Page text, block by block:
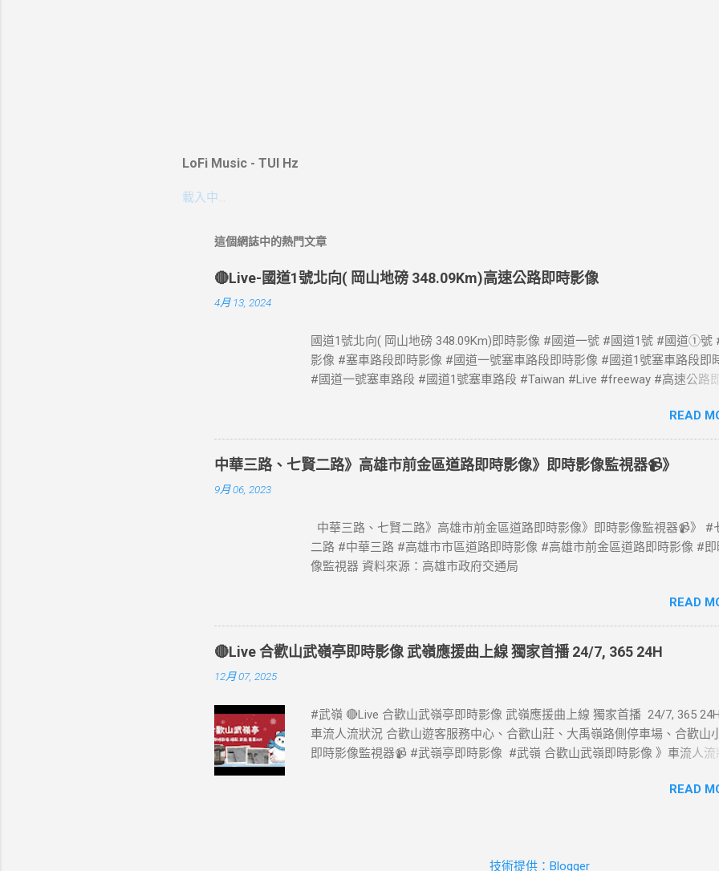
LoFi Music - TUI Hz
載入中…
這個網誌中的熱門文章
🔴Live-國道1號北向( 岡山地磅 348.09Km)高速公路即時影像
4月 13, 2024
國道1號北向( 岡山地磅 348.09Km)即時影像 #國道一號 #國道1號 #國道①號
影像 #塞車路段即時影像 #國道一號塞車路段即時影像 #國道1號塞車路段即
#國道一號塞車路段 #國道1號塞車路段 #Taiwan #Live #freeway #高速公路
網站資料開放宣告 https://www.freeway.gov.tw/Publish.aspx?cnid=1660READ
中華三路、七賢二路》高雄市前金區道路即時影像》即時影像監視器📹》
9月 06, 2023
中華三路、七賢二路》高雄市前金區道路即時影像》即時影像監視器📹》 #
二路 #中華三路 #高雄市市區道路即時影像 #高雄市前金區道路即時影像 #即
像監視器 資料來源：高雄市政府交通局
READ
🔴Live 合歡山武嶺亭即時影像 武嶺應援曲上線 獨家首播 24/7, 365 24H
12月 07, 2025
#武嶺 🔴Live 合歡山武嶺亭即時影像 武嶺應援曲上線 獨家首播 24/7, 365
車流人流狀況 合歡山遊客服務中心、合歡山莊、大禹嶺路側停車場、合歡山
即時影像監視器📹 #武嶺亭即時影像 #武嶺 合歡山武嶺即時影像 》車流人流
#合歡山即時影像 #合歡山 #即時影像 #合歡山武嶺亭 #武嶺亭即時影像 #武
READ
技術提供：Blogger